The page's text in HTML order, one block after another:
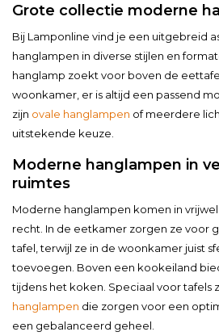
Grote collectie moderne
Bij Lamponline vind je een uitgebreid
hanglampen in diverse stijlen en
hanglamp zoekt voor boven de
woonkamer, er is altijd een passend
zijn ovale hanglampen of meerdere
uitstekende keuze.
Moderne hanglampen in
ruimtes
Moderne hanglampen komen in
recht. In de eetkamer zorgen ze voor
tafel, terwijl ze in de woonkamer juist
toevoegen. Boven een kookeiland
tijdens het koken. Speciaal voor tafels
hanglampen die zorgen voor een
een gebalanceerd geheel.